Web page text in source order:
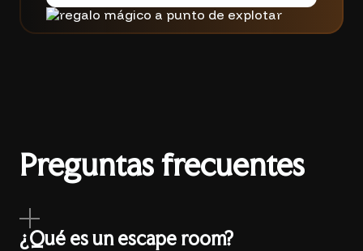
Preguntas frecuentes
¿Qué es un escape room?